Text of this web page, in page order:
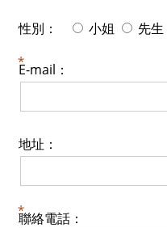
性別： 小姐 先生
E-mail：
地址：
聯絡電話：